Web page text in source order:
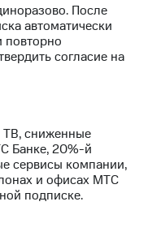
После
автоматически
повторно
согласие на
ТВ, сниженные
Банке, 20%-й
сервисы компании,
и офисах МТС
подписке.